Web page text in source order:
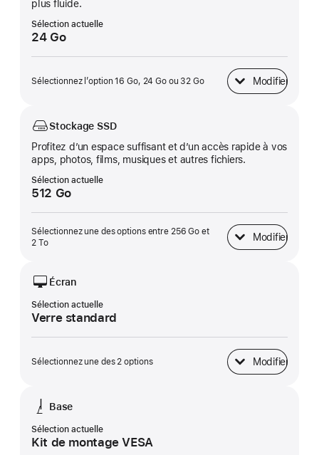
plus fluide.
Sélection actuelle
24 Go
Sélectionnez l’option 16 Go, 24 Go ou 32 Go Modifier
Mémoire unifiée
Stockage SSD
Profitez d’un espace suffisant et d’un accès rapide à vos
apps, photos, films, musiques et autres fichiers.
Sélection actuelle
512 Go
Sélectionnez une des options entre 256 Go et
2 To
Modifier
Stockage SSD
Écran
Sélection actuelle
Verre standard
Sélectionnez une des 2 options Modifier
Écran
Base
Sélection actuelle
Kit de montage VESA